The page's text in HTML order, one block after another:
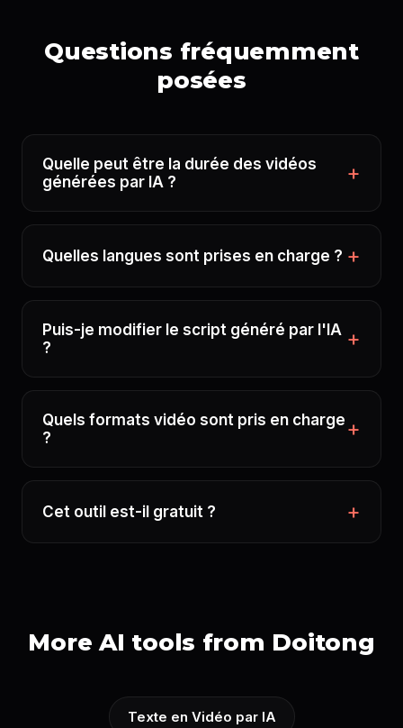
Questions fréquemment
posées
Quelle peut être la durée des vidéos
générées par IA ?
Quelles langues sont prises en charge ?
Puis-je modifier le script généré par l'IA
?
Quels formats vidéo sont pris en charge
?
Cet outil est-il gratuit ?
More AI tools from Doitong
Texte en Vidéo par IA